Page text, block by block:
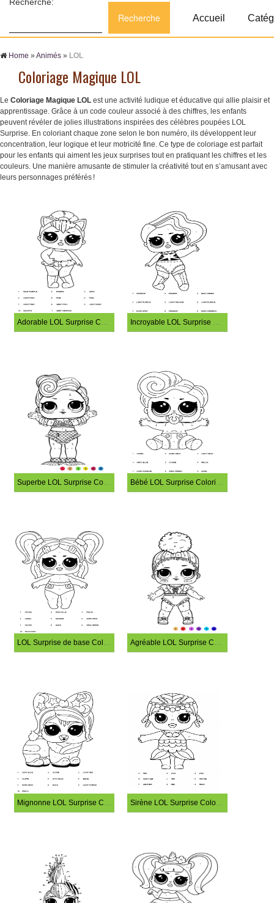
Accueil
Home »Animés » LOL
Coloriage Magique LOL
Le Coloriage Magique LOL est une activité ludique et éducative qui allie plaisir et
apprentissage. Grâce à un code couleur associé à des chiffres, les enfants
peuvent révéler de jolies illustrations inspirées des célèbres poupées LOL
Surprise. En coloriant chaque zone selon le bon numéro, ils développent leur
concentration, leur logique et leur motricité fine. Ce type de coloriage est parfait
pour les enfants qui aiment les jeux surprises tout en pratiquant les chiffres et les
couleurs. Une manière amusante de stimuler la créativité tout en s’amusant avec
leurs personnages préférés !
Adorable LOL Surprise Coloriage Magique Incroyable LOL Surprise Coloriage Magique
Superbe LOL Surprise Coloriage Magique Bébé LOL Surprise Coloriage Magique
LOL Surprise de base Coloriage Magique Agréable LOL Surprise Coloriage Magique
Mignonne LOL Surprise Coloriage Magique Sirène LOL Surprise Coloriage Magique